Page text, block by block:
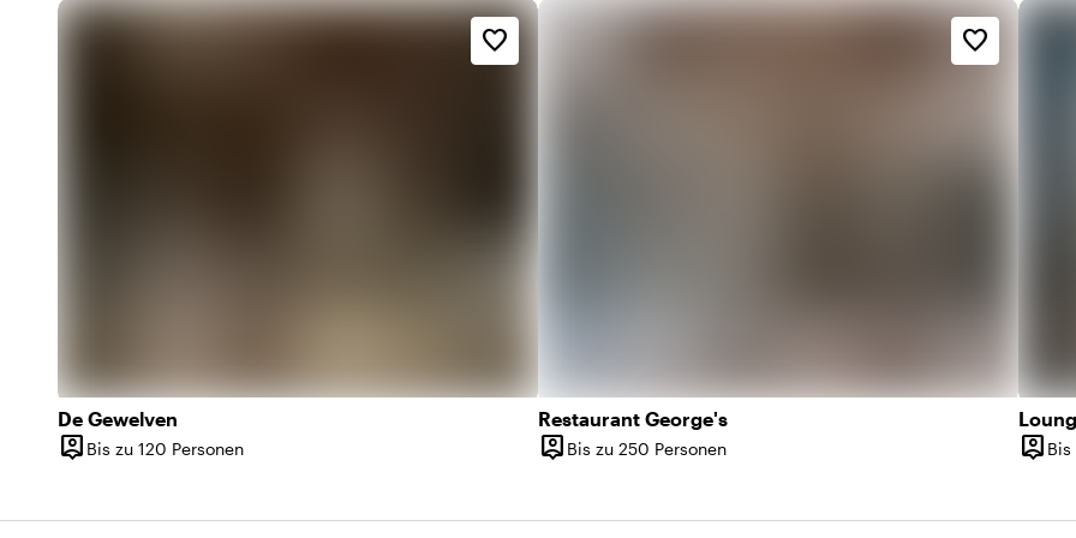
De Gewelven
person_pin
Kapazität
Bis zu 120 Personen
favorite_border
Restaurant George's
person_pin
Kapazität
Bis zu 250 Personen
favorite_border
person_pin Bis